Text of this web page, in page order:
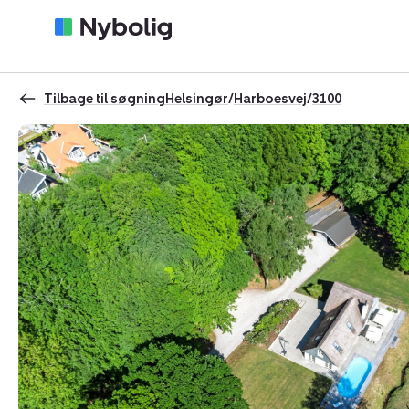
Tilbage til søgningHelsingør/Harboesvej/3100